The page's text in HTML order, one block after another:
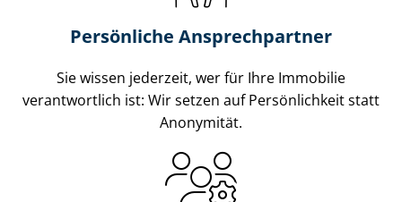
Persönliche Ansprechpartner
Sie wissen jederzeit, wer für Ihre Immobilie
verantwortlich ist: Wir setzen auf Persönlichkeit statt
Anonymität.